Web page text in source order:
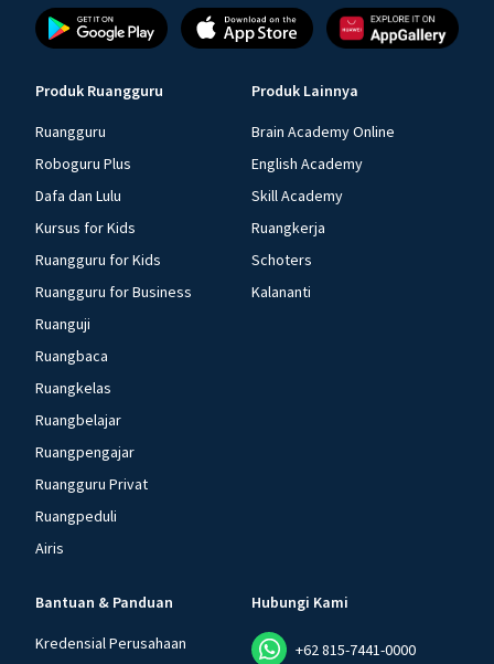
Produk Ruangguru
Ruangguru
Roboguru Plus
Dafa dan Lulu
Kursus for Kids
Ruangguru for Kids
Ruangguru for Business
Ruanguji
Ruangbaca
Ruangkelas
Ruangbelajar
Ruangpengajar
Ruangguru Privat
Ruangpeduli
Airis
Produk Lainnya
Brain Academy Online
English Academy
Skill Academy
Ruangkerja
Schoters
Kalananti
Bantuan & Panduan
Kredensial Perusahaan
Hubungi Kami
+62 815-7441-0000